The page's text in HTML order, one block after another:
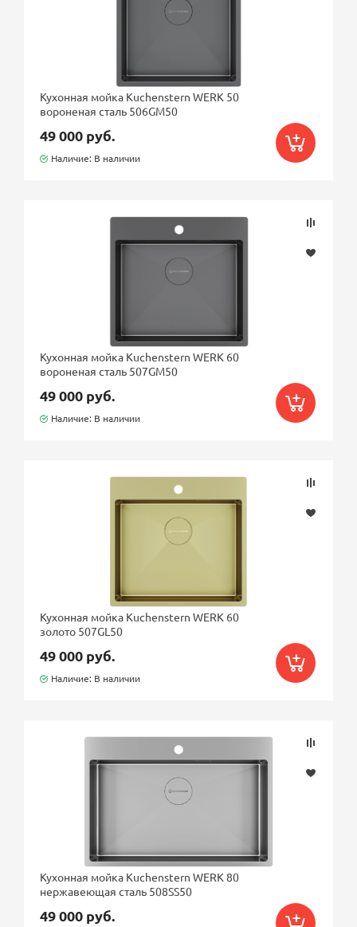
Кухонная мойка Kuchenstern WERK 50
вороненая сталь 506GM50
49 000 руб.
Наличие: В наличии
Кухонная мойка Kuchenstern WERK 60
вороненая сталь 507GM50
49 000 руб.
Наличие: В наличии
Кухонная мойка Kuchenstern WERK 60
золото 507GL50
49 000 руб.
Наличие: В наличии
Кухонная мойка Kuchenstern WERK 80
нержавеющая сталь 508SS50
49 000 руб.